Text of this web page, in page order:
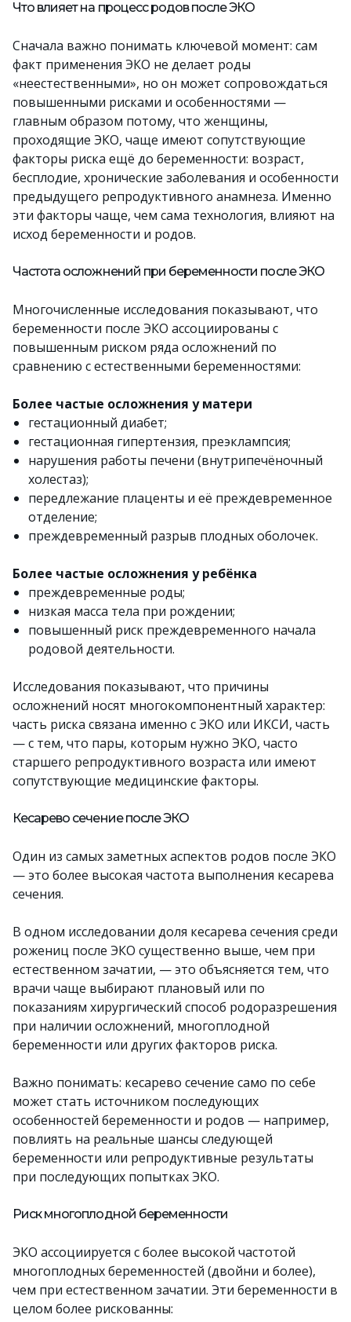
Что влияет на процесс родов после ЭКО
Сначала важно понимать ключевой момент: сам
факт применения ЭКО не делает роды
«неестественными», но он может сопровождаться
повышенными рисками и особенностями —
главным образом потому, что женщины,
проходящие ЭКО, чаще имеют сопутствующие
факторы риска ещё до беременности: возраст,
бесплодие, хронические заболевания и особенности
предыдущего репродуктивного анамнеза. Именно
эти факторы чаще, чем сама технология, влияют на
исход беременности и родов.
Частота осложнений при беременности после ЭКО
Многочисленные исследования показывают, что
беременности после ЭКО ассоциированы с
повышенным риском ряда осложнений по
сравнению с естественными беременностями:
Более частые осложнения у матери
гестационный диабет;
гестационная гипертензия, преэклампсия;
нарушения работы печени (внутрипечёночный
холестаз);
передлежание плаценты и её преждевременное
отделение;
преждевременный разрыв плодных оболочек.
Более частые осложнения у ребёнка
преждевременные роды;
низкая масса тела при рождении;
повышенный риск преждевременного начала
родовой деятельности.
Исследования показывают, что причины
осложнений носят многокомпонентный характер:
часть риска связана именно с ЭКО или ИКСИ, часть
— с тем, что пары, которым нужно ЭКО, часто
старшего репродуктивного возраста или имеют
сопутствующие медицинские факторы.
Кесарево сечение после ЭКО
Один из самых заметных аспектов родов после ЭКО
— это более высокая частота выполнения кесарева
сечения.
В одном исследовании доля кесарева сечения среди
рожениц после ЭКО существенно выше, чем при
естественном зачатии, — это объясняется тем, что
врачи чаще выбирают плановый или по
показаниям хирургический способ родоразрешения
при наличии осложнений, многоплодной
беременности или других факторов риска.
Важно понимать: кесарево сечение само по себе
может стать источником последующих
особенностей беременности и родов — например,
повлиять на реальныe шансы следующей
беременности или репродуктивные результаты
при последующих попытках ЭКО.
Риск многоплодной беременности
ЭКО ассоциируется с более высокой частотой
многоплодных беременностей (двойни и более),
чем при естественном зачатии. Эти беременности в
целом более рискованны: